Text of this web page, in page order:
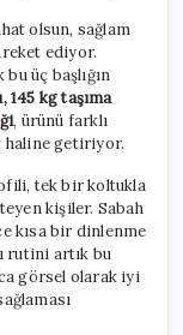
olsun, sağlam
ediyor.
üç başlığın
145 kg taşıma
, ürünü farklı
haline getiriyor.
tek bir koltukla
kişiler. Sabah
kısa bir dinlenme
rutini artık bu
görsel olarak iyi